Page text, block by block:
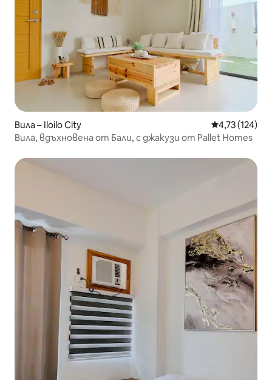
Вила – Iloilo City Средна
4,73 (124)
Вила, вдъхновена от Бали, с джакузи от Pallet Homes